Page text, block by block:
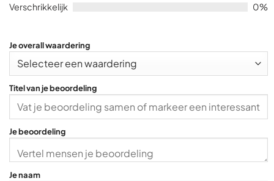
Verschrikkelijk
0%
Je overall waardering
Titel van je beoordeling
Je beoordeling
Je naam